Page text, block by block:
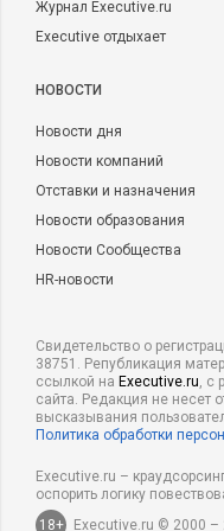
Журнал Executive.ru
Executive отдыхает
НОВОСТИ
Новости дня
Новости компаний
Отставки и назначения
Новости образования
Новости Сообщества
HR-новости
Свидетельство о
38751. Републикация
ссылкой на Executive.ru, с
сайта. Редакция не несет
высказывания
Политика обработки
Executive.ru –
оспорить логику
18+
Executive.ru © 2000 –